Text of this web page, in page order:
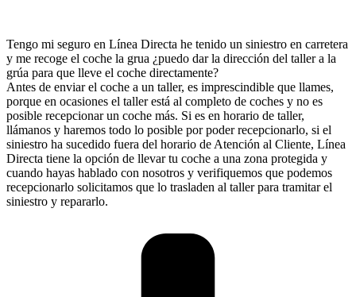
Tengo mi seguro en Línea Directa he tenido un siniestro en carretera
y me recoge el coche la grua ¿puedo dar la dirección del taller a la
grúa para que lleve el coche directamente?
Antes de enviar el coche a un taller, es imprescindible que llames,
porque en ocasiones el taller está al completo de coches y no es
posible recepcionar un coche más. Si es en horario de taller,
llámanos y haremos todo lo posible por poder recepcionarlo, si el
siniestro ha sucedido fuera del horario de Atención al Cliente, Línea
Directa tiene la opción de llevar tu coche a una zona protegida y
cuando hayas hablado con nosotros y verifiquemos que podemos
recepcionarlo solicitamos que lo trasladen al taller para tramitar el
siniestro y repararlo.